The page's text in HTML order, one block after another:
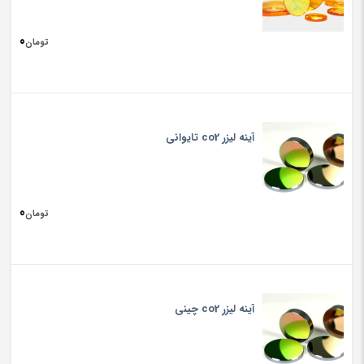
تومان0
آینه لیزر co2 تایوانی
تومان0
آینه لیزر co2 چینی